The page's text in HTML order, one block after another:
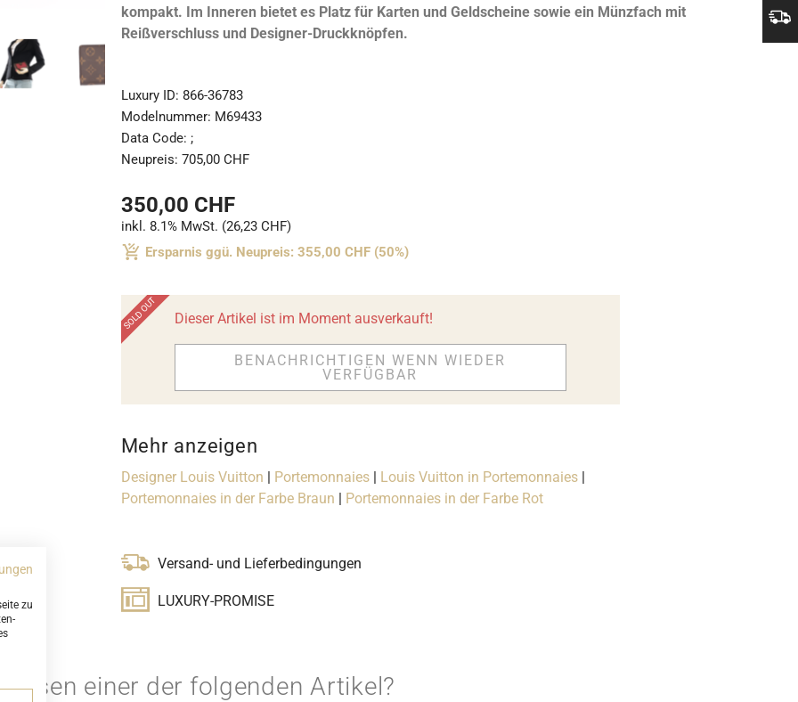
kompakt. Im Inneren bietet es Platz für Karten und Geldscheine sowie ein Münzfach mit
Reißverschluss und Designer-Druckknöpfen.
Luxury ID: 866-36783
Modelnummer: M69433
Data Code: ;
Neupreis: 705,00 CHF
350,00 CHF
inkl. 8.1% MwSt. (26,23 CHF)
Ersparnis ggü. Neupreis: 355,00 CHF (50%)
Dieser Artikel ist im Moment ausverkauft!
BENACHRICHTIGEN WENN WIEDER
VERFÜGBAR
Mehr anzeigen
Designer Louis Vuitton | Portemonnaies| Louis Vuitton in Portemonnaies|
Portemonnaies in der Farbe Braun | Portemonnaies in der Farbe Rot
Versand- und Lieferbedingungen
LUXURY-PROMISE
einer der folgenden Artikel?
zu